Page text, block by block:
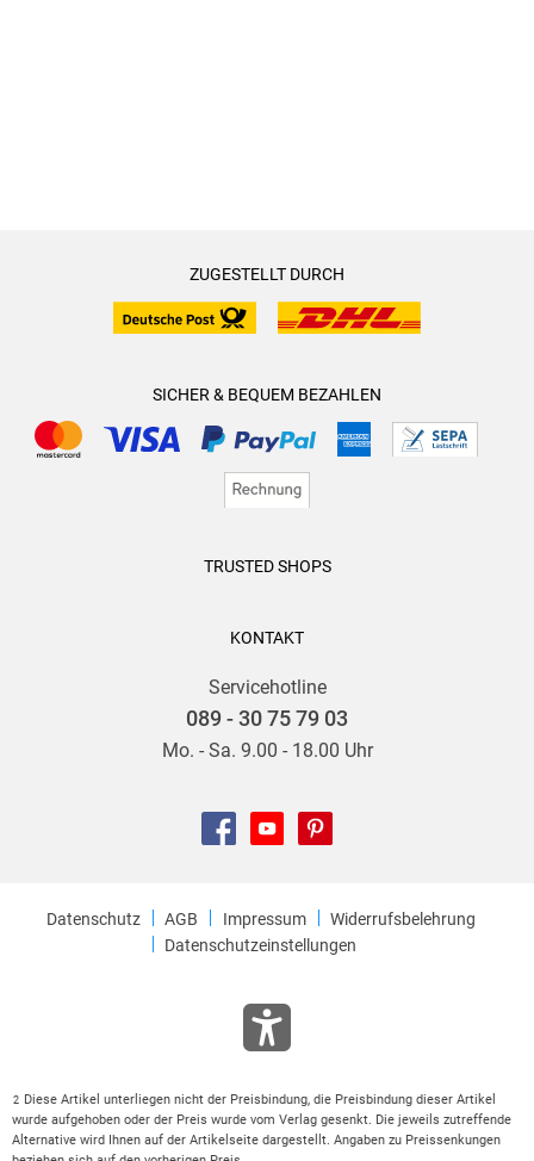
ZUGESTELLT DURCH
SICHER & BEQUEM BEZAHLEN
TRUSTED SHOPS
KONTAKT
Servicehotline
089 - 30 75 79 03
Mo. - Sa. 9.00 - 18.00 Uhr
Datenschutz AGB Impressum
Widerrufsbelehrung
Datenschutzeinstellungen
2
Diese Artikel unterliegen nicht der Preisbindung, die Preisbindung dieser Artikel
wurde aufgehoben oder der Preis wurde vom Verlag gesenkt. Die jeweils zutreffende
Alternative wird Ihnen auf der Artikelseite dargestellt. Angaben zu Preissenkungen